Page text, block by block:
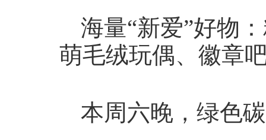
海量“新爱”好物
萌毛绒玩偶、徽章
本周六晚， 绿色